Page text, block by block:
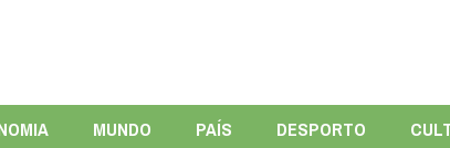
MUNDO PAÍS DESPORTO